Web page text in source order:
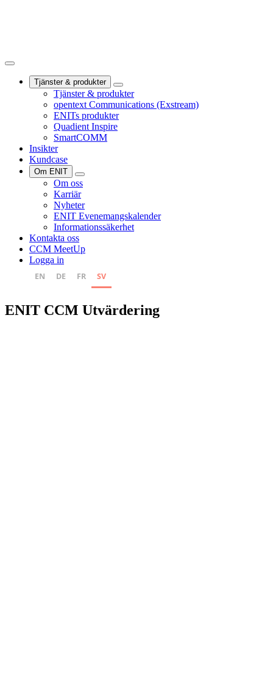
Tjänster & produkter
Tjänster & produkter
opentext Communications (Exstream)
ENITs produkter
Quadient Inspire
SmartCOMM
Insikter
Kundcase
Om ENIT
Om oss
Karriär
Nyheter
ENIT Evenemangskalender
Informationssäkerhet
Kontakta oss
CCM MeetUp
Logga in
EN
DE FR SV
ENIT CCM Utvärdering